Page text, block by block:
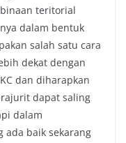
teritorial
dalam bentuk
salah satu cara
dekat dengan
dan diharapkan
dapat saling
dalam
ada baik sekarang